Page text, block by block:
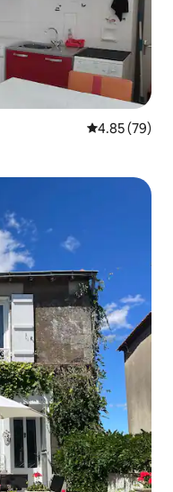
평점 4.85점(5
4.85 (79)